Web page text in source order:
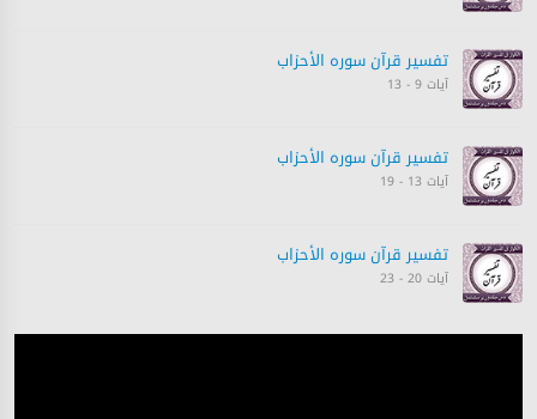
تفسیر قرآن سورہ ‎الأحزاب‎
آیات 9 - 13
تفسیر قرآن سورہ ‎الأحزاب‎
آیات 13 - 19
تفسیر قرآن سورہ ‎الأحزاب‎
آیات 20 - 23